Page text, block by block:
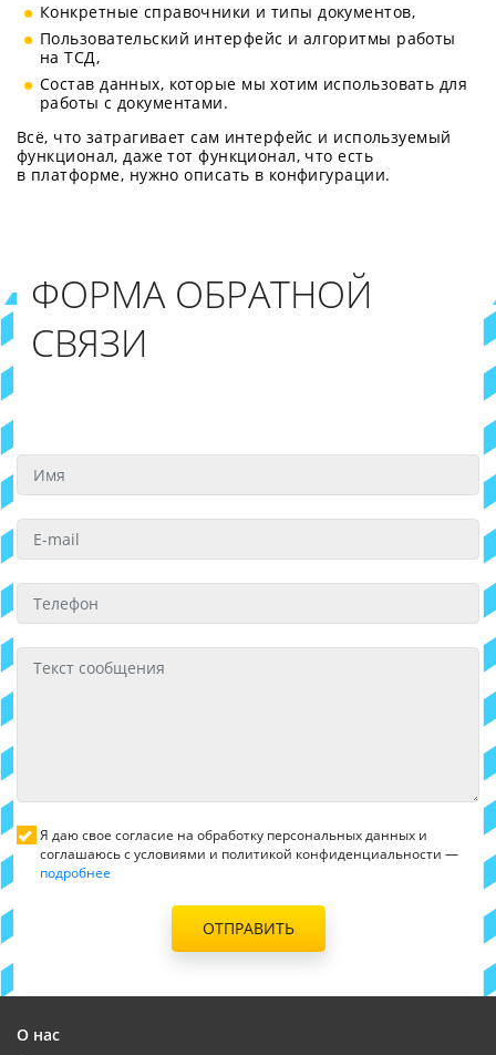
Конкретные справочники и типы документов,
Пользовательский интерфейс и алгоритмы работы
на ТСД,
Состав данных, которые мы хотим использовать для
работы с документами.
Всё, что затрагивает сам интерфейс и используемый
функционал, даже тот функционал, что есть
в платформе, нужно описать в конфигурации.
ФОРМА ОБРАТНОЙ
СВЯЗИ
Я даю свое согласие на обработку персональных данных и
соглашаюсь с условиями и политикой конфиденциальности —
подробнее
ОТПРАВИТЬ
О нас